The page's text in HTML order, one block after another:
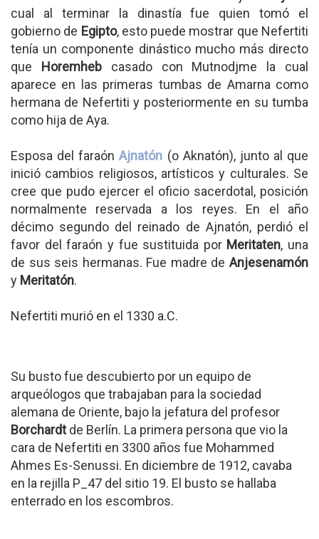
cual al terminar la dinastía fue quien tomó el
gobierno de Egipto, esto puede mostrar que Nefertiti
tenía un componente dinástico mucho más directo
que Horemhebcasado con Mutnodjme la cual
aparece en las primeras tumbas de Amarna como
hermana de Nefertiti y posteriormente en su tumba
como hija de Aya.
Esposa del faraónAjnatón (o Aknatón), junto al que
inició cambios religiosos, artísticos y culturales. Se
cree que pudo ejercer el oficio sacerdotal, posición
normalmente reservada a los reyes. En el año
décimo segundo del reinado de Ajnatón, perdió el
favor del faraón y fue sustituida por Meritaten, una
de sus seis hermanas. Fue madre de Anjesenamón
y Meritatón.
Nefertiti murió en el 1330 a.C.
Su busto fue descubierto por un equipo de
arqueólogos que trabajaban para la sociedad
alemana de Oriente, bajo la jefatura del profesor
Borchardtde Berlín. La primera persona que vio la
cara de Nefertiti en 3300 años fue Mohammed
Ahmes Es-Senussi. En diciembre de 1912, cavaba
en la rejilla P_47 del sitio 19. El busto se hallaba
enterrado en los escombros.